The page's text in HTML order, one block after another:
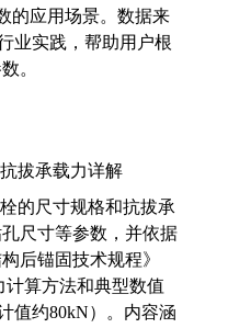
的应用场景。数据来
业实践，帮助用户根
。
拔承载力详解
的尺寸规格和抗拔承
尺寸等参数，并依据
后锚固技术规程》
计算方法和典型数值
值约80kN）。内容涵